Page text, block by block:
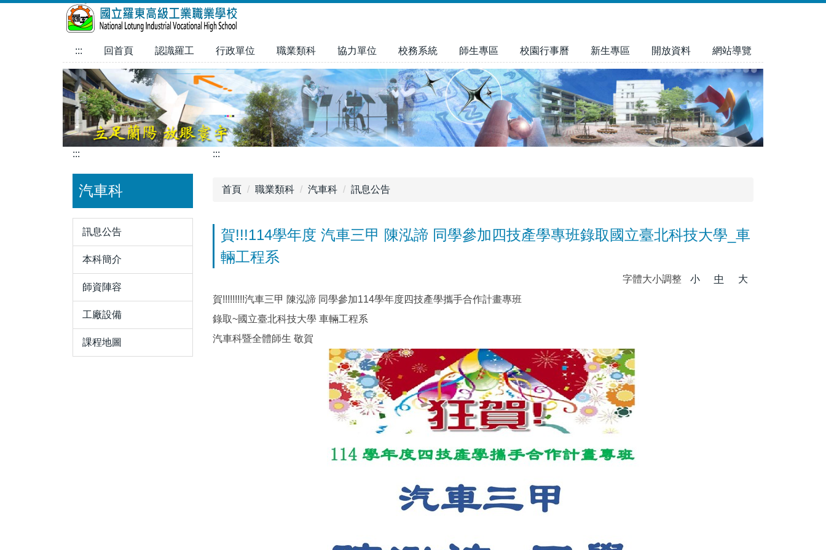
::: 回首頁 認識羅工 行政單位 職業類科 協力單位 校務系統 師生專區 校園行事曆 新生專區 開放資料 網站導覽
:::
汽車科
訊息公告
本科簡介
師資陣容
工廠設備
課程地圖
:::
首頁 職業類科 汽車科 訊息公告
賀!!!114學年度 汽車三甲 陳泓諦 同學參加四技產學專班錄取國立臺北科技大學_車
輛工程系
字體大小調整 小 中
大
賀!!!!!!!!!汽車三甲 陳泓諦 同學參加114學年度四技產學攜手合作計畫專班
錄取~國立臺北科技大學 車輛工程系
汽車科暨全體師生 敬賀